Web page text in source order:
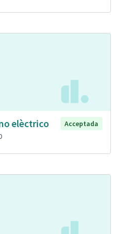
elèctrico
Acceptada